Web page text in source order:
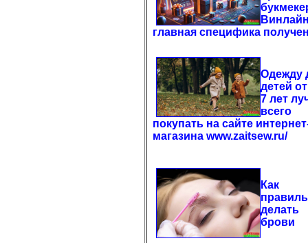
главная специфика
Одежду
детей
7 лет
всего
покупать на сайте
магазина www.zaitsew.ru/
Как
делать
брови